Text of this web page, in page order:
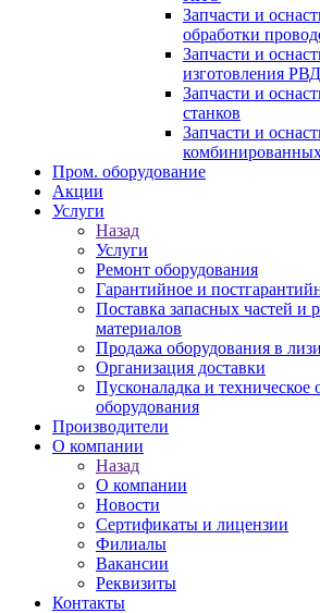
Запчасти и
обработки
Запчасти и
изготовления РВД
Запчасти и
станков
Запчасти и
Пром. оборудование
Акции
Услуги
Назад
Услуги
Ремонт оборудования
Гарантийное и
Поставка запасных частей и
материалов
Продажа оборудования в
Организация доставки
Пусконаладка и техническое
оборудования
Производители
О компании
Назад
О компании
Новости
Сертификаты и лицензии
Филиалы
Вакансии
Реквизиты
Контакты